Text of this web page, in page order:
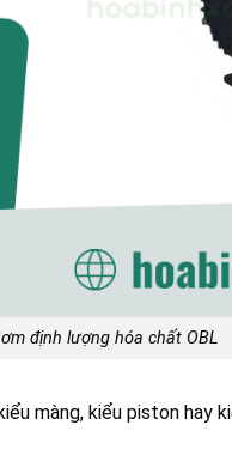
định lượng hóa chất OBL
màng, kiểu piston hay